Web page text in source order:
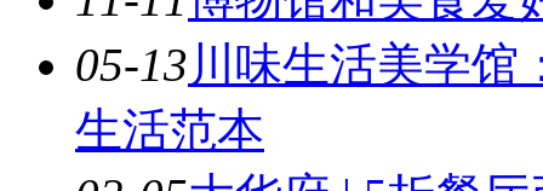
05-13川味生活美学馆
生活范本